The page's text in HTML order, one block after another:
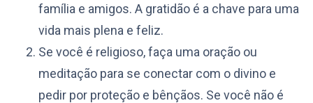
família e amigos. A gratidão é a chave para uma
vida mais plena e feliz.
Se você é religioso, faça uma oração ou
meditação para se conectar com o divino e
pedir por proteção e bênçãos. Se você não é